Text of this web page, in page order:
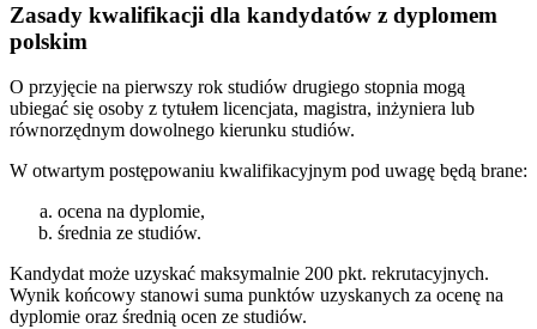
Zasady kwalifikacji dla kandydatów z dyplomem
polskim
O przyjęcie na pierwszy rok studiów drugiego stopnia mogą
ubiegać się osoby z tytułem licencjata, magistra, inżyniera lub
równorzędnym dowolnego kierunku studiów.
W otwartym postępowaniu kwalifikacyjnym pod uwagę będą brane:
ocena na dyplomie,
średnia ze studiów.
Kandydat może uzyskać maksymalnie 200 pkt. rekrutacyjnych.
Wynik końcowy stanowi suma punktów uzyskanych za ocenę na
dyplomie oraz średnią ocen ze studiów.